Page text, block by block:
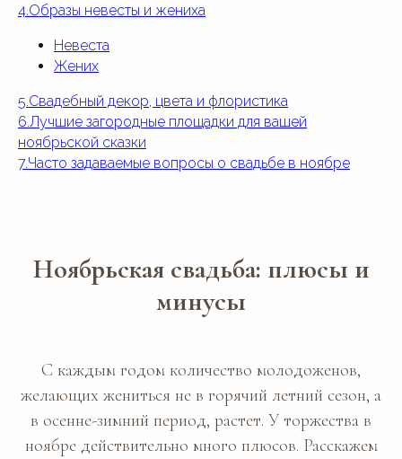
4.Образы невесты и жениха
Невеста
Жених
5.Свадебный декор, цвета и флористика
6.Лучшие загородные площадки для вашей
ноябрьской сказки
7.Часто задаваемые вопросы о свадьбе в ноябре
Ноябрьская свадьба: плюсы и
минусы
С каждым годом количество молодоженов,
желающих жениться не в горячий летний сезон, а
в осенне-зимний период, растет. У торжества в
ноябре действительно много плюсов. Расскажем